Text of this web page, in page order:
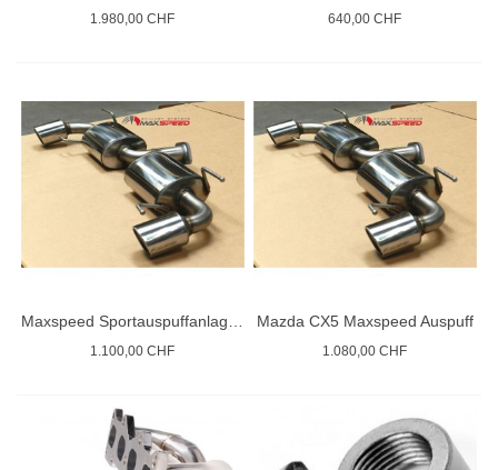
1.980,00 CHF 640,00 CHF
Maxspeed Sportauspuffanlage Mazda CX5
1.100,00 CHF
Mazda CX5 Maxspeed Auspuff
1.080,00 CHF